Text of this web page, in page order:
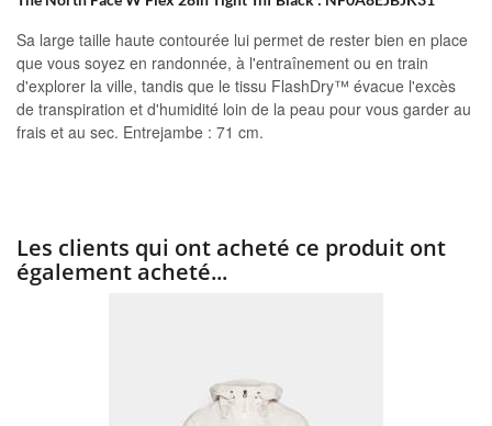
Sa large taille haute contourée lui permet de rester bien en place
que vous soyez en randonnée, à l'entraînement ou en train
d'explorer la ville, tandis que le tissu FlashDry™ évacue l'excès
de transpiration et d'humidité loin de la peau pour vous garder au
frais et au sec. Entrejambe : 71 cm.
Les clients qui ont acheté ce produit ont
également acheté...